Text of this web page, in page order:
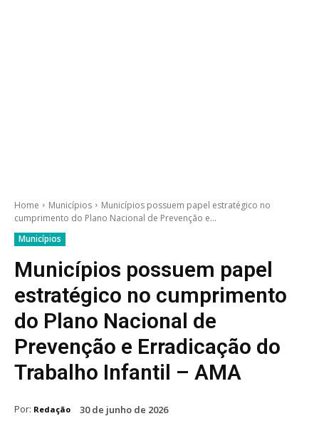
Home Municípios
Municípios possuem papel estratégico no
cumprimento do Plano Nacional de Prevenção e...
Municípios
Municípios possuem papel
estratégico no cumprimento
do Plano Nacional de
Prevenção e Erradicação do
Trabalho Infantil – AMA
Por: Redação 30 de junho de 2026